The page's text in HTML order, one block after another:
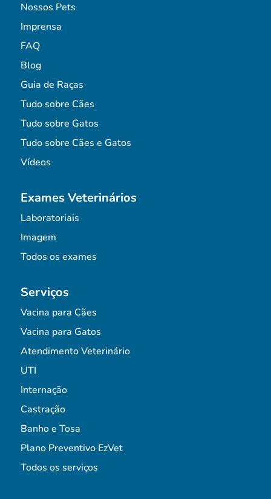
Nossos Pets
Imprensa
FAQ
Blog
Guia de Raças
Tudo sobre Cães
Tudo sobre Gatos
Tudo sobre Cães e Gatos
Vídeos
Exames Veterinários
Laboratoriais
Imagem
Todos os exames
Serviços
Vacina para Cães
Vacina para Gatos
Atendimento Veterinário
UTI
Internação
Castração
Banho e Tosa
Plano Preventivo EzVet
Todos os serviços